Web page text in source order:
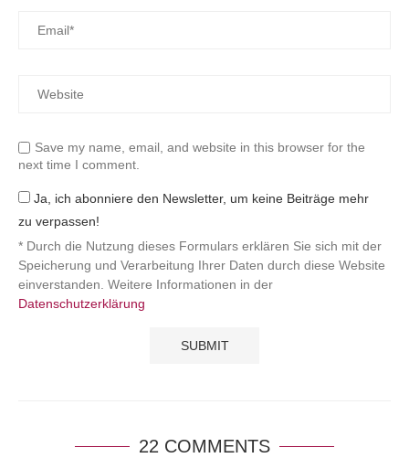
Save my name, email, and website in this browser for the
next time I comment.
Ja, ich abonniere den Newsletter, um keine Beiträge mehr
zu verpassen!
* Durch die Nutzung dieses Formulars erklären Sie sich mit der
Speicherung und Verarbeitung Ihrer Daten durch diese Website
einverstanden. Weitere Informationen in der
Datenschutzerklärung
22 COMMENTS